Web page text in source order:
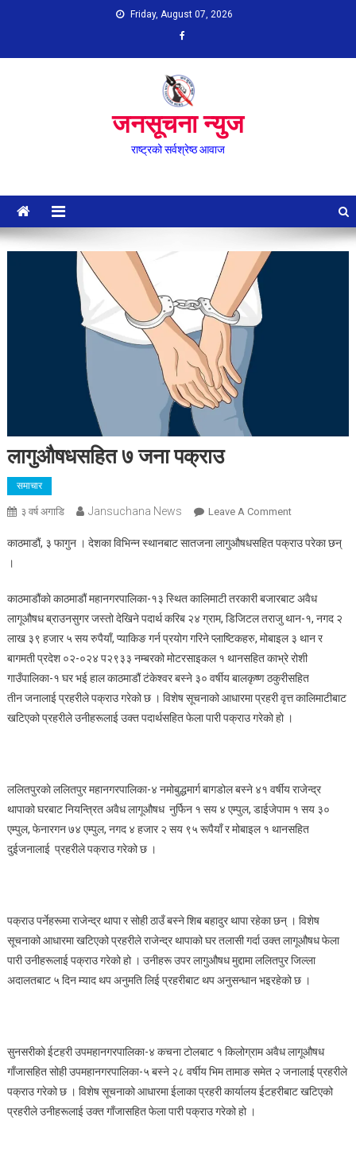
Friday, August 07, 2026
जनसूचना न्युज
राष्ट्रको सर्वश्रेष्ठ आवाज
लागुऔषधसहित ७ जना पक्राउ
समाचार
३ वर्ष अगाडि Jansuchana News Leave A CommentOn
७
काठमाडौं, ३ फागुन । देशका विभिन्‍न स्थानबाट सातजना लागुऔषधसहित पक्राउ परेका छन्
।
काठमाडौंकाे काठमाडौं महानगरपालिका-१३ स्थित कालिमाटी तरकारी बजारबाट अवैध
लागूऔषध ब्राउनसुगर जस्तो देखिने पदार्थ करिब २४ ग्राम, डिजिटल तराजु थान-१, नगद २
लाख ३९ हजार ५ सय रुपैयाँ, प्याकिङ गर्न प्रयोग गरिने प्लाष्टिकहरु, मोबाइल ३ थान र
बागमती प्रदेश ०२-०२४ प२९३३ नम्बरको मोटरसाइकल १ थानसहित काभ्रे रोशी
गाउँपालिका-१ घर भई हाल काठमाडौं टंकेश्वर बस्ने ३० वर्षीय बालकृष्ण ठकुरीसहित
तीन जनालाई प्रहरीले पक्राउ गरेको छ । विशेष सूचनाको आधारमा प्रहरी वृत्त कालिमाटीबाट
खटिएको प्रहरीले उनीहरूलाई उक्त पदार्थसहित फेला पारी पक्राउ गरेको हो ।
ललितपुरकाे ललितपुर महानगरपालिका-४ नमोबुद्धमार्ग बागडोल बस्ने ४१ वर्षीय राजेन्द्र
थापाको घरबाट नियन्त्रित अवैध लागूऔषध नुर्फिन १ सय ४ एम्पुल, डाईजेपाम १ सय ३०
एम्पुल, फेनारगन ७४ एम्पुल, नगद ४ हजार २ सय ९५ रूपैयाँ र मोबाइल १ थानसहित
दुईजनालाई प्रहरीले पक्राउ गरेको छ ।
पक्राउ पर्नेहरूमा राजेन्द्र थापा र सोही ठाउँ बस्ने शिब बहादुर थापा रहेका छन् । विशेष
सूचनाको आधारमा खटिएको प्रहरीले राजेन्द्र थापाको घर तलासी गर्दा उक्त लागूऔषध फेला
पारी उनीहरूलाई पक्राउ गरेको हो । उनीहरू उपर लागुऔषध मुद्दामा ललितपुर जिल्ला
अदालतबाट ५ दिन म्याद थप अनुमति लिई प्रहरीबाट थप अनुसन्धान भइरहेको छ ।
सुनसरीकाे ईटहरी उपमहानगरपालिका-४ कचना टोलबाट १ किलोग्राम अवैध लागूऔषध
गाँजासहित सोही उपमहानगरपालिका-५ बस्ने २८ वर्षीय भिम तामाङ समेत २ जनालाई प्रहरीले
पक्राउ गरेको छ । विशेष सूचनाको आधारमा ईलाका प्रहरी कार्यालय ईटहरीबाट खटिएको
प्रहरीले उनीहरूलाई उक्त गाँजासहित फेला पारी पक्राउ गरेको हो ।